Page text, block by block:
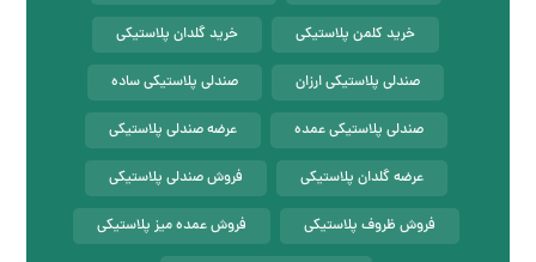
خرید کلمن پلاستیکی خرید گلدان پلاستیکی
صندلی پلاستیکی ارزان صندلی پلاستیکی ساده
صندلی پلاستیکی عمده عرضه صندلی پلاستیکی
عرضه گلدان پلاستیکی فروش صندلی پلاستیکی
فروش ظروف پلاستیکی فروش عمده میز پلاستیکی